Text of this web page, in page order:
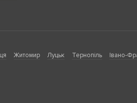
Житомир Луцьк Тернопіль Івано-